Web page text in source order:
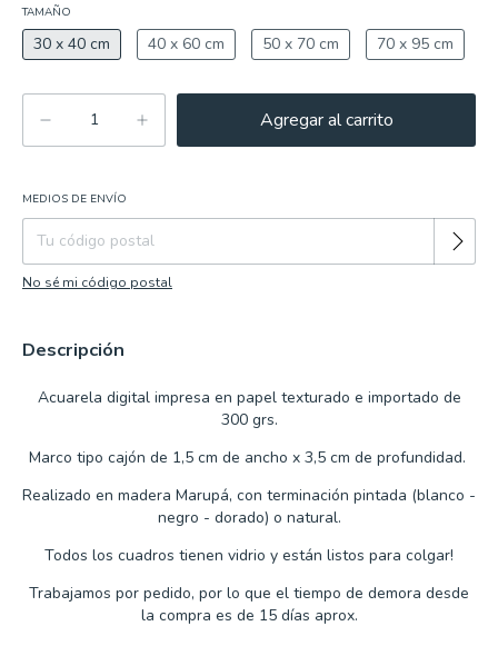
TAMAÑO
30 x 40 cm 40 x 60 cm 50 x 70 cm 70 x 95 cm
Entregas para el CP:
MEDIOS DE ENVÍO
No sé mi código postal
Descripción
Acuarela digital impresa en papel texturado e importado de
300 grs.
Marco tipo cajón de 1,5 cm de ancho x 3,5 cm de profundidad.
Realizado en madera Marupá, con terminación pintada (blanco -
negro - dorado) o natural.
Todos los cuadros tienen vidrio y están listos para colgar!
Trabajamos por pedido, por lo que el tiempo de demora desde
la compra es de 15 días aprox.